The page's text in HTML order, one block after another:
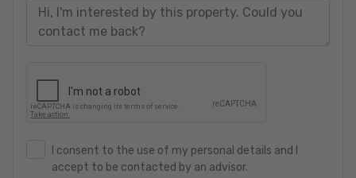
I consent to the use of my personal details and I
accept to be contacted by an advisor.